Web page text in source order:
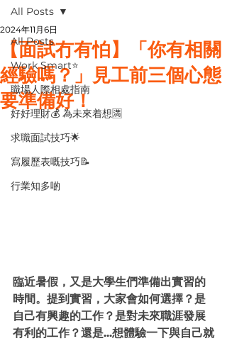
All Posts
Work Smart⭐️
職場人際相處指南
好好理財💰 為未來着想🈵
求職面試技巧🌟
寫履歷表嘅技巧📝
行業知多啲
All Posts
【面試冇有怕】「你有相關
經驗嗎？」見工前三個心態
要準備好！
2024年11月6日
臨近暑假，又是大學生們﻿準備出實習的
時間。提到實習，大家會如何選擇？是
自己有興趣的工作？是對未來職涯發展
有利的工作？還是...想體驗一下與自己就